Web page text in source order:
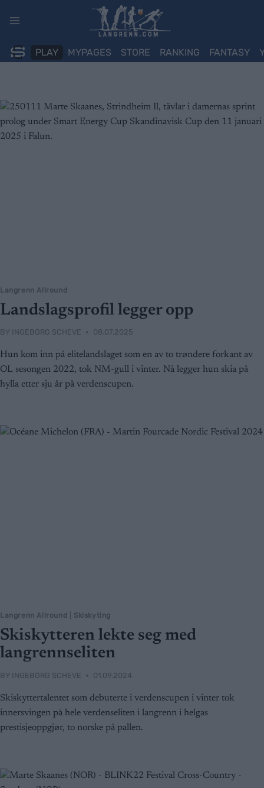
PLAY MYPAGES STORE RANKING FANTASY
Langrenn Allround
Landslagsprofil legger opp
BY INGEBORG SCHEVE 08.07.2025
Hun kom inn på elitelandslaget som en av to trøndere forkant av
OL sesongen 2022, tok NM-gull i vinter. Nå legger hun skia på
hylla etter sju år på verdenscupen.
Langrenn Allround Skiskyting
Skiskytteren lekte seg med
langrennseliten
BY INGEBORG SCHEVE 01.09.2024
Skiskyttertalentet som debuterte i verdenscupen i vinter tok
innersvingen på hele verdenseliten i langrenn i helgas
prestisjeoppgjør, to norske på pallen.